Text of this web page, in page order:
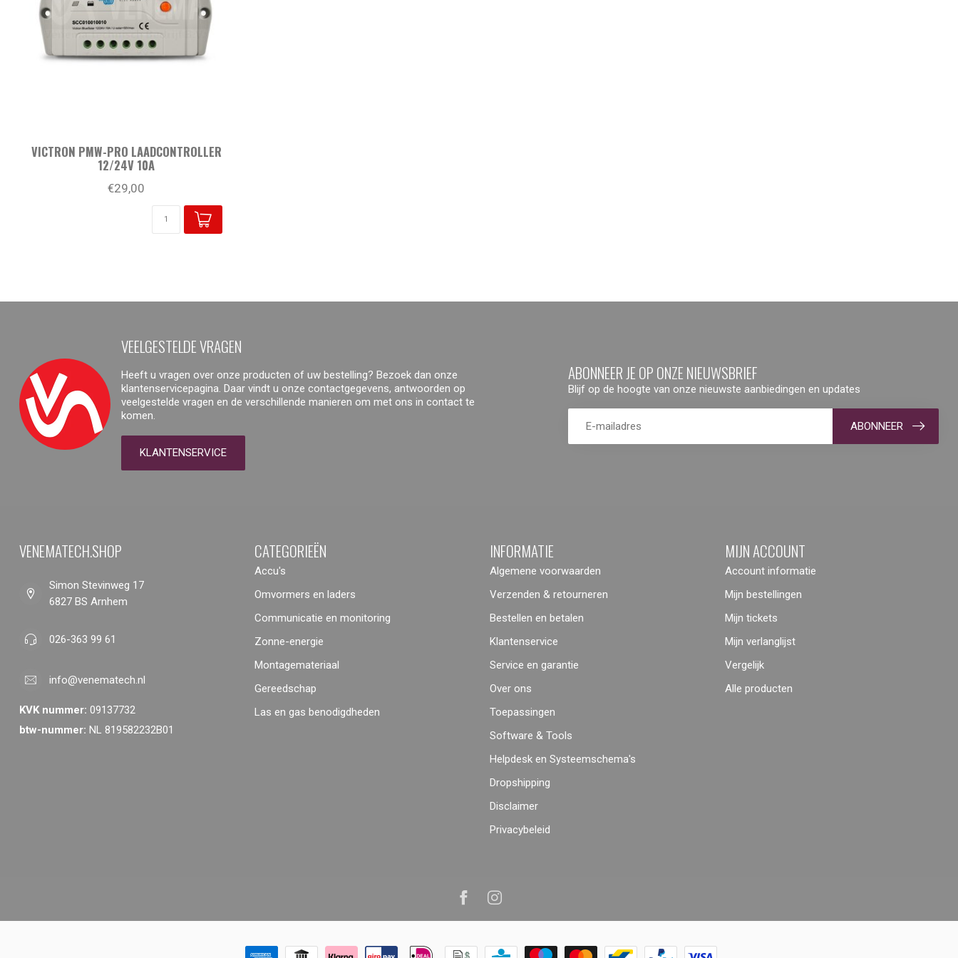
VICTRON PMW-PRO LAADCONTROLLER
12/24V 10A
€29,00
VEELGESTELDE VRAGEN
Heeft u vragen over onze producten of uw bestelling? Bezoek dan onze
klantenservicepagina. Daar vindt u onze contactgegevens, antwoorden op
veelgestelde vragen en de verschillende manieren om met ons in contact te
komen.
KLANTENSERVICE
ABONNEER JE OP ONZE NIEUWSBRIEF
Blijf op de hoogte van onze nieuwste aanbiedingen en updates
ABONNEER
VENEMATECH.SHOP
Simon Stevinweg 17
6827 BS Arnhem
026-363 99 61
info@venematech.nl
KVK nummer: 09137732
btw-nummer: NL 819582232B01
CATEGORIEËN
Accu's
Omvormers en laders
Communicatie en monitoring
Zonne-energie
Montagemateriaal
Gereedschap
Las en gas benodigdheden
INFORMATIE
Algemene voorwaarden
Verzenden & retourneren
Bestellen en betalen
Klantenservice
Service en garantie
Over ons
Toepassingen
Software & Tools
Helpdesk en Systeemschema's
Dropshipping
Disclaimer
Privacybeleid
MIJN ACCOUNT
Account informatie
Mijn bestellingen
Mijn tickets
Mijn verlanglijst
Vergelijk
Alle producten